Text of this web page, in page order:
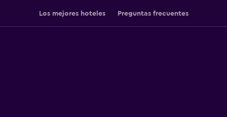
Los mejores hoteles Preguntas frecuentes